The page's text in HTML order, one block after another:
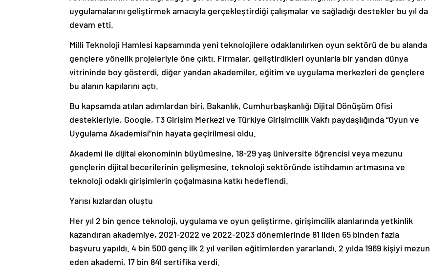
uygulamalarını geliştirmek amacıyla gerçekleştirdiği çalışmalar ve sağladığı destekler bu yıl da
devam etti.
Milli Teknoloji Hamlesi kapsamında yeni teknolojilere odaklanılırken oyun sektörü de bu alanda
gençlere yönelik projeleriyle öne çıktı. Firmalar, geliştirdikleri oyunlarla bir yandan dünya
vitrininde boy gösterdi, diğer yandan akademiler, eğitim ve uygulama merkezleri de gençlere
bu alanın kapılarını açtı.
Bu kapsamda atılan adımlardan biri, Bakanlık, Cumhurbaşkanlığı Dijital Dönüşüm Ofisi
destekleriyle, Google, T3 Girişim Merkezi ve Türkiye Girişimcilik Vakfı paydaşlığında “Oyun ve
Uygulama Akademisi”nin hayata geçirilmesi oldu.
Akademi ile dijital ekonominin büyümesine, 18-29 yaş üniversite öğrencisi veya mezunu
gençlerin dijital becerilerinin gelişmesine, teknoloji sektöründe istihdamın artmasına ve
teknoloji odaklı girişimlerin çoğalmasına katkı hedeflendi.
Yarısı kızlardan oluştu
Her yıl 2 bin gence teknoloji, uygulama ve oyun geliştirme, girişimcilik alanlarında yetkinlik
kazandıran akademiye, 2021-2022 ve 2022-2023 dönemlerinde 81 ilden 65 binden fazla
başvuru yapıldı. 4 bin 500 genç ilk 2 yıl verilen eğitimlerden yararlandı. 2 yılda 1969 kişiyi mezun
eden akademi, 17 bin 841 sertifika verdi.